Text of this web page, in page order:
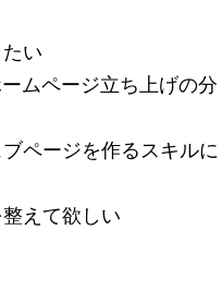
い
ムページ立ち上げの分
ページを作るスキルに
えて欲しい